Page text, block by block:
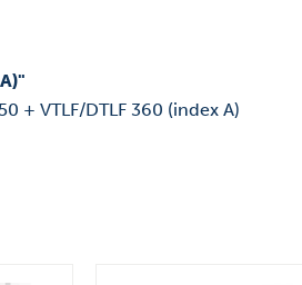
+ VTLF/DTLF 360 (index A)